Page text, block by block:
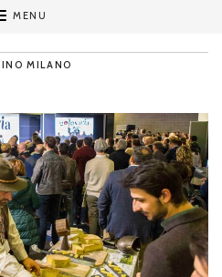
MENU
MILANO